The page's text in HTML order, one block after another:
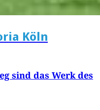
Köln
sind das Werk des